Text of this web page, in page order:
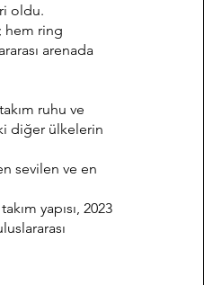
oldu.
hem ring
arenada
ruhu ve
diğer ülkelerin
sevilen ve en
yapısı, 2023